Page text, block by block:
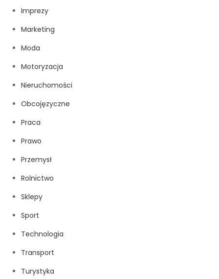
Imprezy
Marketing
Moda
Motoryzacja
Nieruchomości
Obcojęzyczne
Praca
Prawo
Przemysł
Rolnictwo
Sklepy
Sport
Technologia
Transport
Turystyka